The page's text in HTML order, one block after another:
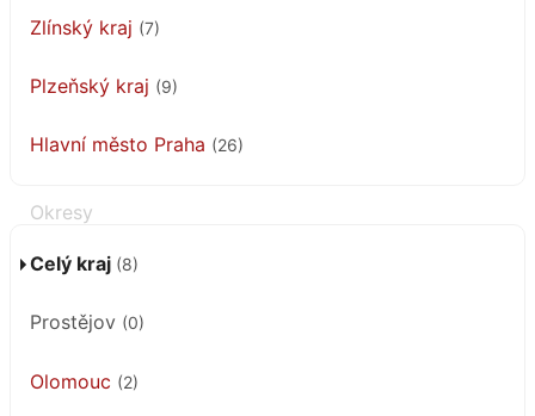
Zlínský kraj (7)
Plzeňský kraj (9)
Hlavní město Praha (26)
Celý kraj (8)
Prostějov (0)
Olomouc (2)